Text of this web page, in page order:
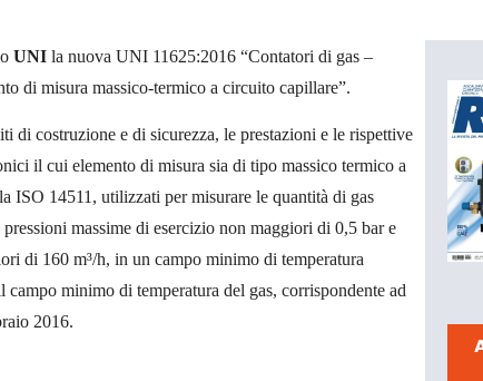
UNI la nuova UNI 11625:2016 “Contatori di gas –
di misura massico-termico a circuito capillare”.
di costruzione e di sicurezza, le prestazioni e le rispettive
il cui elemento di misura sia di tipo massico termico a
ISO 14511, utilizzati per misurare le quantità di gas
massime di esercizio non maggiori di 0,5 bar e
di 160 m³/h, in un campo minimo di temperatura
campo minimo di temperatura del gas, corrispondente ad
2016.